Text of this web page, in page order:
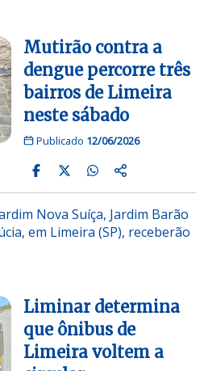
Mutirão contra a
dengue percorre três
bairros de Limeira
neste sábado
Publicado 12/06/2026
Nova Suíça, Jardim Barão
em Limeira (SP), receberão
Liminar determina
que ônibus de
Limeira voltem a